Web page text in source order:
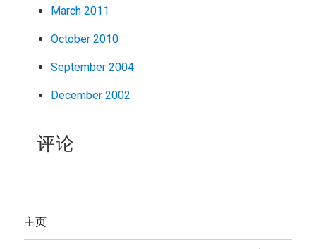
March 2011
October 2010
September 2004
December 2002
评论
主页